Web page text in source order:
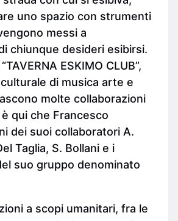
uno spazio con strumenti
messi a
chiunque desideri esibirsi.
ESKIMO CLUB”,
di musica arte e
molte collaborazioni
qui che Francesco
dei suoi collaboratori A.
Taglia, S. Bollani e i
suo gruppo denominato
a scopi umanitari, fra le